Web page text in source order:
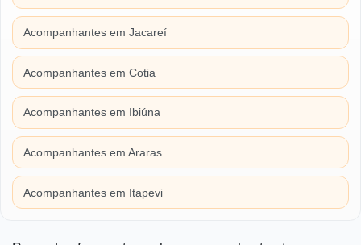
Acompanhantes em Jacareí
Acompanhantes em Cotia
Acompanhantes em Ibiúna
Acompanhantes em Araras
Acompanhantes em Itapevi